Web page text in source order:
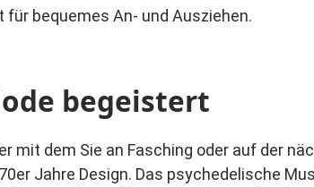
bequemes An- und Ausziehen.
begeistert
mit dem Sie an Fasching oder auf der
Jahre Design. Das psychedelische